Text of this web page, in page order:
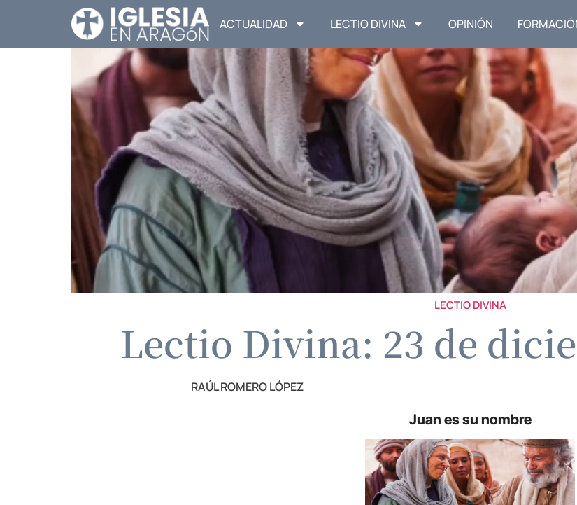
ACTUALIDAD LECTIO DIVINA OPINIÓN
LECTIO DIVINA
Lectio Divina: 23 de
RAÚL ROMERO LÓPEZ
Juan es su nombre